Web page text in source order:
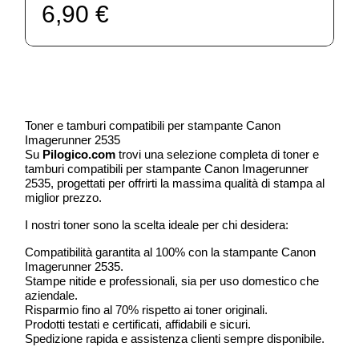
6,90 €
Toner e tamburi compatibili per stampante Canon
Imagerunner 2535
Su Pilogico.com trovi una selezione completa di toner e
tamburi compatibili per stampante Canon Imagerunner
2535, progettati per offrirti la massima qualità di stampa al
miglior prezzo.
I nostri toner sono la scelta ideale per chi desidera:
Compatibilità garantita al 100% con la stampante Canon
Imagerunner 2535.
Stampe nitide e professionali, sia per uso domestico che
aziendale.
Risparmio fino al 70% rispetto ai toner originali.
Prodotti testati e certificati, affidabili e sicuri.
Spedizione rapida e assistenza clienti sempre disponibile.